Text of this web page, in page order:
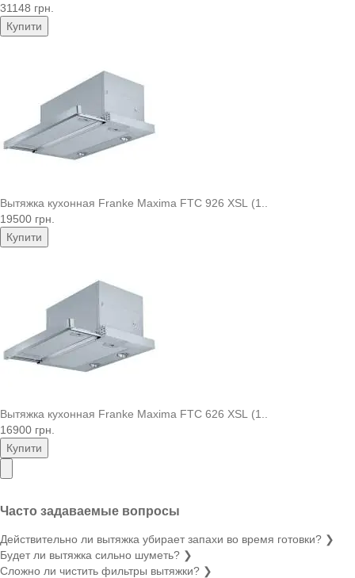
31148 грн.
Купити
Вытяжка кухонная Franke Maxima FTC 926 XSL (1..
19500 грн.
Купити
Вытяжка кухонная Franke Maxima FTC 626 XSL (1..
16900 грн.
Купити
Часто задаваемые вопросы
Действительно ли вытяжка убирает запахи во время готовки? ❯
Будет ли вытяжка сильно шуметь? ❯
Сложно ли чистить фильтры вытяжки? ❯